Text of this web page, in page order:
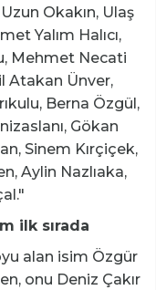
Okakın, Ulaş
Yalım Halıcı,
Mehmet Necati
Atakan Ünver,
Berna Özgül,
Gökan
Sinem Kırçiçek,
Aylin Nazlıaka,
ilk sırada
alan isim Özgür
onu Deniz Çakır